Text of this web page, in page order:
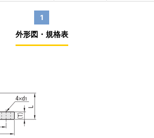
1
外形図・規格表